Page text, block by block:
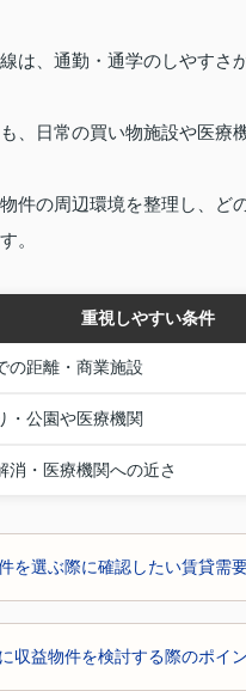
は、通勤・通学のしやす
、日常の買い物施設や医
件の周辺環境を整理し、
。
重視しやすい条件
の距離・商業施設
・公園や医療機関
消・医療機関への近さ
を選ぶ際に確認したい賃貸需
収益物件を検討する際のポイ